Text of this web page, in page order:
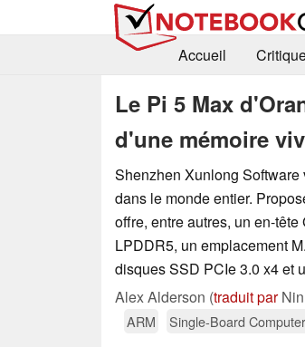
Accueil
Le Pi 5 Max
d'une mémoire
Shenzhen Xunlong
dans le monde entier.
offre, entre autres, un en-
LPDDR5, un emplacement
disques SSD PCIe 3.0 x4 et
Alex Alderson (traduit par
ARM Single-Board